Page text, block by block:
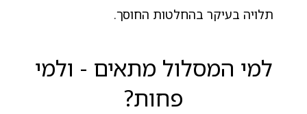
תלויה בעיקר בהחלטות החוסך.
למי המסלול מתאים - ולמי
פחות?